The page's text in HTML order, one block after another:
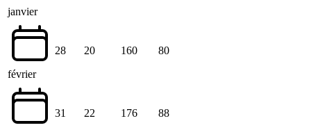
janvier
février
28 20 160 80
31 22 176 88